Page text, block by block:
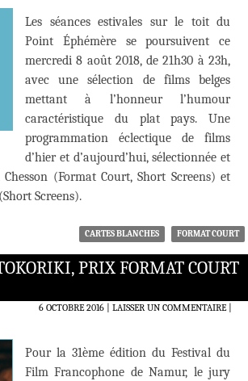
Les séances estivales sur le toit du
Point Éphémère se poursuivent ce
mercredi 8 août 2018, de 21h30 à 23h,
avec une sélection de films belges
mettant à l’honneur l’humour
caractéristique du plat pays. Une
programmation éclectique de films
d’hier et d’aujourd’hui, sélectionnée et
(Format Court, Short Screens) et
Screens).
CARTES BLANCHES FORMAT COURT
PRIX FORMAT COURT
6 OCTOBRE 2016 LAISSER UN COMMENTAIRE|
Pour la 31ème édition du Festival du
Film Francophone de Namur, le jury